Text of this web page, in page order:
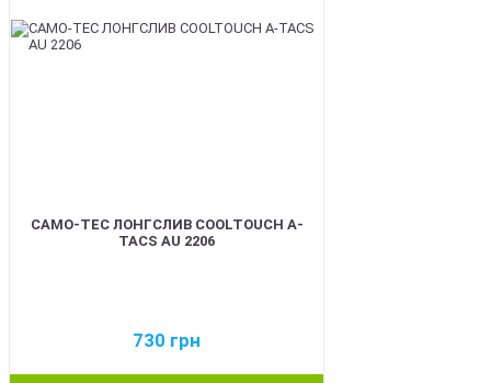
CAMO-TEC ЛОНГСЛИВ COOLTOUCH A-
TACS AU 2206
730 грн